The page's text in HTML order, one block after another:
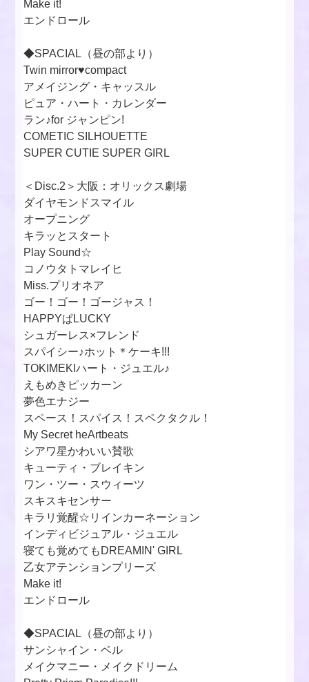
Make it!
エンドロール
◆SPACIAL（昼の部より）
Twin mirror♥compact
アメイジング・キャッスル
ピュア・ハート・カレンダー
ラン♪for ジャンピン!
COMETIC SILHOUETTE
SUPER CUTIE SUPER GIRL
＜Disc.2＞大阪：オリックス劇場
ダイヤモンドスマイル
オープニング
キラッとスタート
Play Sound☆
コノウタトマレイヒ
Miss.プリオネア
ゴー！ゴー！ゴージャス！
HAPPYぱLUCKY
シュガーレス×フレンド
スパイシー♪ホット＊ケーキ!!!
TOKIMEKIハート・ジュエル♪
えもめきピッカーン
夢色エナジー
スペース！スパイス！スペクタクル！
My Secret heArtbeats
シアワ星かわいい賛歌
キューティ・ブレイキン
ワン・ツー・スウィーツ
スキスキセンサー
キラリ覚醒☆リインカーネーション
インディビジュアル・ジュエル
寝ても覚めてもDREAMIN' GIRL
乙女アテンションプリーズ
Make it!
エンドロール
◆SPACIAL（昼の部より）
サンシャイン・ベル
メイクマニー・メイクドリーム